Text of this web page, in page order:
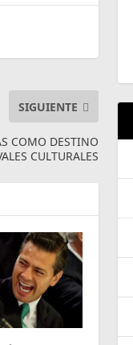
SIGUIENTE
COMO DESTINO
CULTURALES